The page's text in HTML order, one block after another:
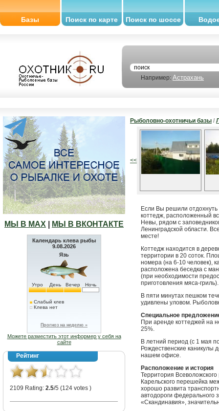
Базы Поиск по карте Поиск по шоссе
Например: Астрахань
МЫ В МАХ МЫ В ВКОНТАКТЕ
Календарь клева рыбы
9.08.2026
Язь
Утро День Вечер Ночь
Слабый клев
Клева нет
Прогноз на неделю »
Можете разместить этот информер у себя на
сайте
Рейтинг
2109 Rating: 2.5/5 (124 votes )
Рыболовно-охотничьи базы /
<<
Если Вы решили
коттедж, расположенный
Невы, рядом с
Ленинградской области.
месте!
Коттедж находится в
территории в 20 соток.
номера (на 6-10 человек),
расположена беседка с
(при необходимости
приготовления мяса-гриль).
В пяти минутах пешком
удивлены уловом.
Специальное
При аренде коттеджей на
25%.
В летний период (с 1 мая
Рождественские каникулы
нашем офисе.
Расположение и история
Территория
Карельского перешейка
хорошо развита
автодороги федерального
«Скандинавия»,